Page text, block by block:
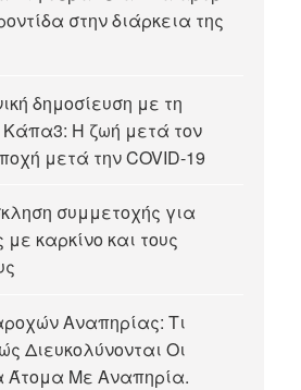
στην διάρκεια της
δημοσίευση με τη
Κάπα3: Η ζωή μετά τον
μετά την COVID-19
συμμετοχής για
με καρκίνο και τους
Αναπηρίας: Τι
Διευκολύνονται Οι
Άτομα Με Αναπηρία.